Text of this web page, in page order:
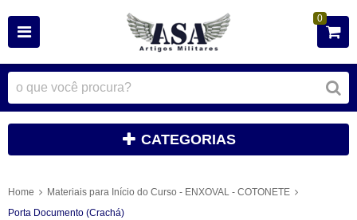
0
CATEGORIAS
Home
Materiais para Início do Curso - ENXOVAL - COTONETE
Porta Documento (Crachá)